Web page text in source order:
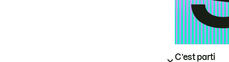
C’est parti